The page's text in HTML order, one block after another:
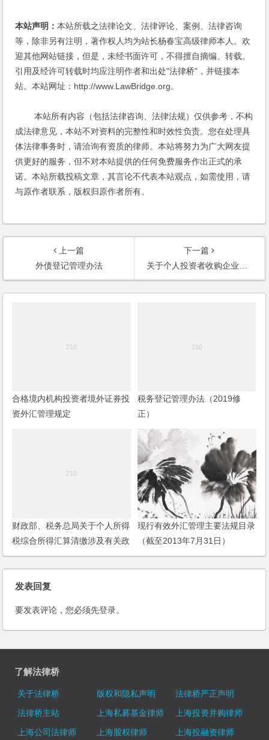
本站声明：本站所载之法律论文、法律评论、案例、法律咨询
等，除非另有注明，著作权人均为站长杨春宝高级律师本人。欢
迎其他网站链接，但是，未经书面许可，不得擅自摘编、转载。
引用及经许可转载时均应注明作者和出处"法律桥"，并链接本
站。本站网址：http://www.LawBridge.org。
本站所有内容（包括法律咨询、法律法规）仅供参考，不构
成法律意见，本站不对资料的完整性和时效性负责。您在处理具
体法律事务时，请洽询有资质的律师。本站将努力为广大网友提
供更好的服务，但不对本站提供的任何免费服务作出正式的承
诺。本站所载投稿文章，其言论不代表本站观点，如需使用，请
与原作者联系，版权归原作者所有。
上一篇
外债登记管理办法
下一篇
关于个人投资者收购企业股权后将原盈余积累转增股本个人所得税问题的公告
合格境内机构投资者境外证券投
资外汇管理规定
税务登记管理办法（2019修
正）
财政部、税务总局关于个人所得
税综合所得汇算清缴涉及有关政
策问题的公告
现行有效外汇管理主要法规目录
（截至2013年7月31日）
发表回复
要发表评论，您必须先登录。
了解法律桥
关于法律桥 版权和隐私声明
法律桥严正声明
法律桥主站
上海私募基金律师
上海投资并购律师
上海公司法律师
上海股权律师
上海投融资律师